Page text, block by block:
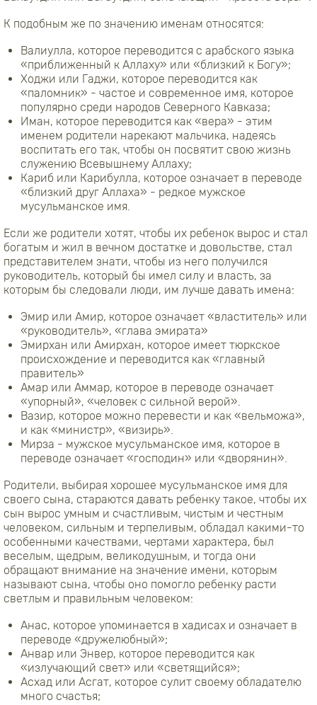
К подобным же по значению именам относятся:
Валиулла, которое переводится с арабского языка
«приближенный к Аллаху» или «близкий к Богу»;
Ходжи или Гаджи, которое переводится как
«паломник» - частое и современное имя, которое
популярно среди народов Северного Кавказа;
Иман, которое переводится как «вера» - этим
именем родители нарекают мальчика, надеясь
воспитать его так, чтобы он посвятит свою жизнь
служению Всевышнему Аллаху;
Кариб или Карибулла, которое означает в переводе
«близкий друг Аллаха» - редкое мужское
мусульманское имя.
Если же родители хотят, чтобы их ребенок вырос и стал
богатым и жил в вечном достатке и довольстве, стал
представителем знати, чтобы из него получился
руководитель, который бы имел силу и власть, за
которым бы следовали люди, им лучше давать имена:
Эмир или Амир, которое означает «властитель» или
«руководитель», «глава эмирата»
Эмирхан или Амирхан, которое имеет тюркское
происхождение и переводится как «главный
правитель»
Амар или Аммар, которое в переводе означает
«упорный», «человек с сильной верой».
Вазир, которое можно перевести и как «вельможа»,
и как «министр», «визирь».
Мирза - мужское мусульманское имя, которое в
переводе означает «господин» или «дворянин».
Родители, выбирая хорошее мусульманское имя для
своего сына, стараются давать ребенку такое, чтобы их
сын вырос умным и счастливым, чистым и честным
человеком, сильным и терпеливым, обладал какими-то
особенными качествами, чертами характера, был
веселым, щедрым, великодушным, и тогда они
обращают внимание на значение имени, которым
называют сына, чтобы оно помогло ребенку расти
светлым и правильным человеком:
Анас, которое упоминается в хадисах и означает в
переводе «дружелюбный»;
Анвар или Энвер, которое переводится как
«излучающий свет» или «светящийся»;
Асхад или Асгат, которое сулит своему обладателю
много счастья;